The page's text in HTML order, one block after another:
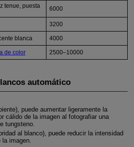
tenue, puesta
6000
3200
blanca 4000
de color 2500–10000
automático
puede aumentar ligeramente la
cálido de la imagen al fotografiar una
tungsteno.
al blanco), puede reducir la intensidad
imagen.